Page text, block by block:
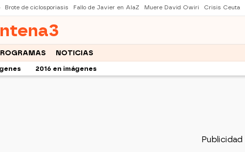
Brote de ciclosporiasis Fallo de Javier en AlaZ Muere David Owiri Crisis Ceuta
3
NOTICIAS
2016 en imágenes